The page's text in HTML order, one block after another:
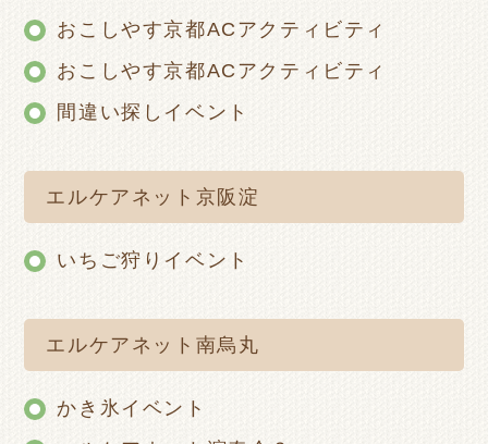
おこしやす京都ACアクティビティ
おこしやす京都ACアクティビティ
間違い探しイベント
エルケアネット京阪淀
いちご狩りイベント
エルケアネット南烏丸
かき氷イベント